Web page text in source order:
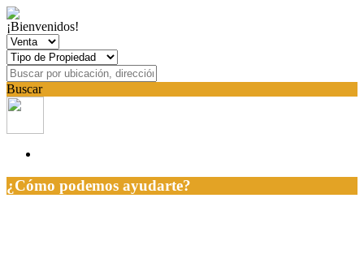
¡Bienvenidos!
Buscar
¿Cómo podemos ayudarte?